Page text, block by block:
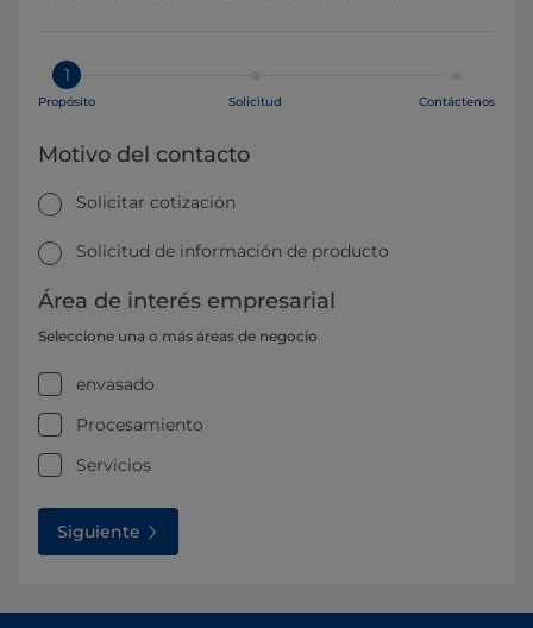
1
Propósito Solicitud Contáctenos
Motivo del contacto
Solicitar cotización
Solicitud de información de producto
Área de interés empresarial
Seleccione una o más áreas de negocio
envasado
Procesamiento
Servicios
Siguiente